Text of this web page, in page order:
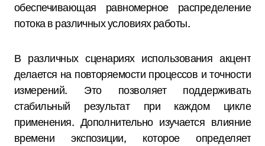
обеспечивающая равномерное распределение
потока в различных условиях работы.
В различных сценариях использования акцент
делается на повторяемости процессов и точности
измерений. Это позволяет поддерживать
стабильный результат при каждом цикле
применения. Дополнительно изучается влияние
времени экспозиции, которое определяет